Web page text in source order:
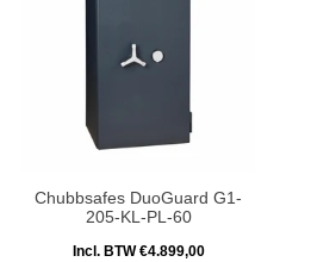
Chubbsafes DuoGuard G1-
205-KL-PL-60
Incl. BTW €4.899,00